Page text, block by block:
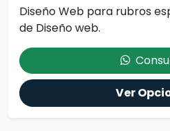
Diseño Web para rubros
de Diseño web.
Ver